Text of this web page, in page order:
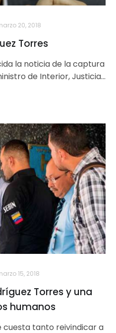
20, 2018
Torres
la noticia de la captura
de Interior, Justicia
La
detención
de
Rodríguez
Torres
y
una
ética
de
los
derechos
15, 2018
Torres y una
humanos
cuesta tanto reivindicar a